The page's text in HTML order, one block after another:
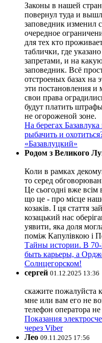
Законы в нашей
повернул туда и
заповедник изменил
очередное
для тех кто
таблички, где
запретами, и на
заповедник. Всё
отстроеных базах на
эти постановления и
свои права
будут платить
не огороженой зоне.
На берегах
рыбачить и
«Базавлуцкий»
Родом з Великого
Коли в рамках
то серед
Це сьогодні вже
що це - про місце
козаків. І ця стаття
козацький нас
уявити, яка доля
поміж Капулівкою і
Тайны истории. В 70-
быть карьеры, а
Солнцегорском!
сергей 01.12.2025 13:36
скажите пожалуйста
мне или вам его не
телефон оператора
Показания
через Viber
Лео 09.11.2025 17:56